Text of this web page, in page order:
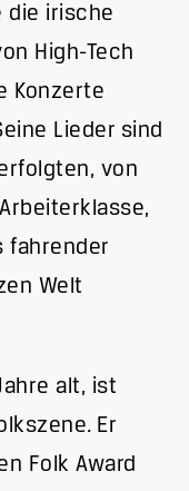
die irische
High-Tech
Konzerte
Lieder sind
von
fahrender
Welt
alt, ist
Er
Folk Award